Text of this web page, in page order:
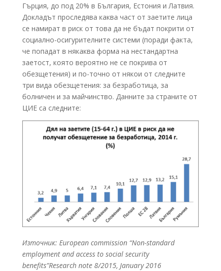
Гърция, до под 20% в България, Естония и Латвия.
Докладът проследява каква част от заетите лица
се намират в риск от това да не бъдат покрити от
социално-осигурителните системи (поради факта,
че попадат в някаква форма на нестандартна
заетост, която вероятно не се покрива от
обезщетения) и по-точно от някои от следните
три вида обезщетения: за безработица, за
болничен и за майчинство. Данните за страните от
ЦИЕ са следните:
Източник: European commission “Non-standard
employment and access to social security
benefits”Research note 8/2015, January 2016